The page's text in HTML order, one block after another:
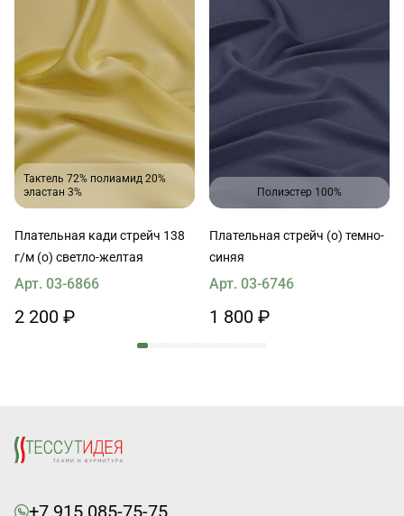
Тактель 72% полиамид 20%
эластан 3%
Плательная кади стрейч 138
г/м (о) светло-желтая
Арт. 03-6866
2 200 ₽
Полиэстер 100%
Плательная стрейч (о) темно-
синяя
Арт. 03-6746
1 800 ₽
+7 915 085-75-75